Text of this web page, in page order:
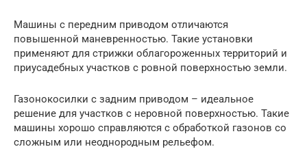
Машины с передним приводом отличаются
повышенной маневренностью. Такие установки
применяют для стрижки облагороженных территорий и
приусадебных участков с ровной поверхностью земли.
Газонокосилки с задним приводом – идеальное
решение для участков с неровной поверхностью. Такие
машины хорошо справляются с обработкой газонов со
сложным или неоднородным рельефом.